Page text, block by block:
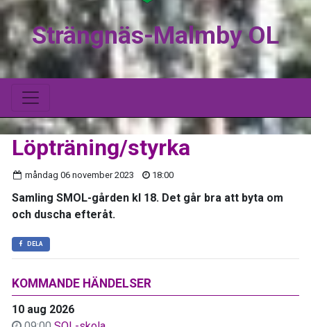
Strängnäs-Malmby OL
KOMMANDE HÄNDELSER
10 aug 2026
Löpträning/styrka
måndag 06 november 2023 18:00
Samling SMOL-gården kl 18. Det går bra att byta om
och duscha efteråt.
DELA